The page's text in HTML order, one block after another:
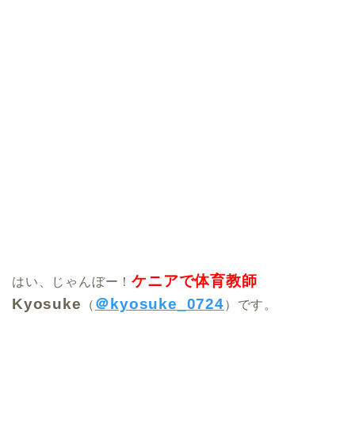
はい、じゃんぼー！ケニアで体育教師
Kyosuke （ ＠kyosuke_0724）です。